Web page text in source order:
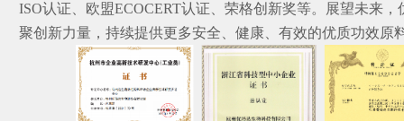
ISO认证、欧盟ECOCERT认证、荣格创新奖等。展望未来
聚创新力量，持续提供更多安全、健康、有效的优质功效原